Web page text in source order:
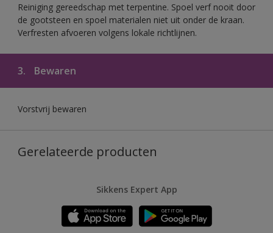
Reiniging gereedschap met terpentine. Spoel verf nooit door
de gootsteen en spoel materialen niet uit onder de kraan.
Verfresten afvoeren volgens lokale richtlijnen.
3. Bewaren
Vorstvrij bewaren
Gerelateerde producten
Sikkens Expert App